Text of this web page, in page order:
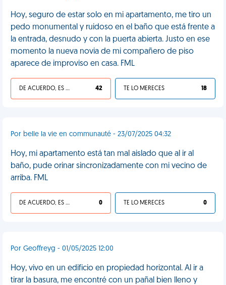
Hoy, seguro de estar solo en mi apartamento, me tiro un
pedo monumental y ruidoso en el baño que está frente a
la entrada, desnudo y con la puerta abierta. Justo en ese
momento la nueva novia de mi compañero de piso
aparece de improviso en casa. FML
DE ACUERDO, ES UNA VIDA HP 42 TE LO MERECES 18
Por belle la vie en communauté - 23/07/2025 04:32
Hoy, mi apartamento está tan mal aislado que al ir al
baño, pude orinar sincronizadamente con mi vecino de
arriba. FML
DE ACUERDO, ES UNA VIDA HP 0 TE LO MERECES 0
Por Geoffreyg - 01/05/2025 12:00
Hoy, vivo en un edificio en propiedad horizontal. Al ir a
tirar la basura, me encontré con un pañal bien lleno y